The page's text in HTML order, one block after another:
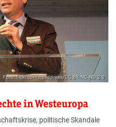
Foto: flickr.com;novopress/CC BY-NC-ND 2.0
in Westeuropa
politische Skandale